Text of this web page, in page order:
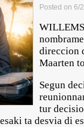
Posted on 6/
direccion
Maarten
Segun
tur
ta desvia di